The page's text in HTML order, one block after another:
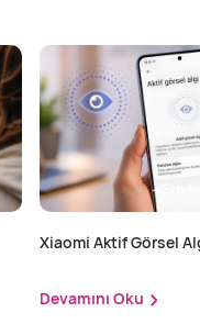
Xiaomi Aktif Görsel
Devamını Oku